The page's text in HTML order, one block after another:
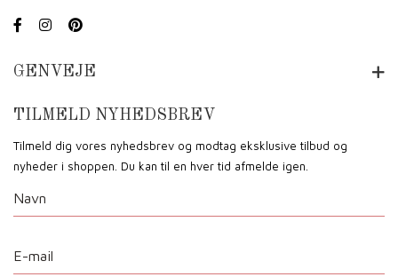
GENVEJE
TILMELD NYHEDSBREV
Tilmeld dig vores nyhedsbrev og modtag eksklusive tilbud og
nyheder i shoppen. Du kan til en hver tid afmelde igen.